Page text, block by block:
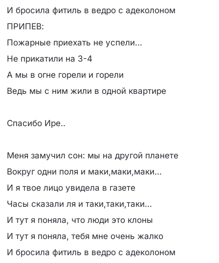
И бросила фитиль в ведро с адеколоном
ПРИПЕВ:
Пожарные приехать не успели...
Не прикатили на 3-4
А мы в огне горели и горели
Ведь мы с ним жили в одной квартире
Спасибо Ире..
Меня замучил сон: мы на другой планете
Вокруг одни поля и маки,маки,маки...
И я твое лицо увидела в газете
Часы сказали ля и таки,таки,таки...
И тут я поняла, что люди это клоны
И тут я поняла, тебя мне очень жалко
И бросила фитиль в ведро с адеколоном